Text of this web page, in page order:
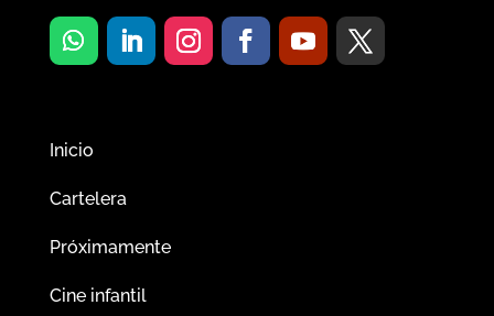
Inicio
Cartelera
Próximamente
Cine infantil